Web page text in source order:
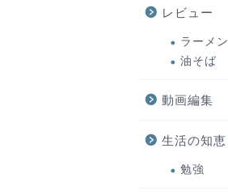
レビュー
ラーメン
油そば
動画編集
生活の知恵
勉強